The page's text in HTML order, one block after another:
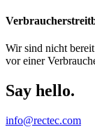
Wir sind nicht
vor einer
Say hello.
info@rectec.com